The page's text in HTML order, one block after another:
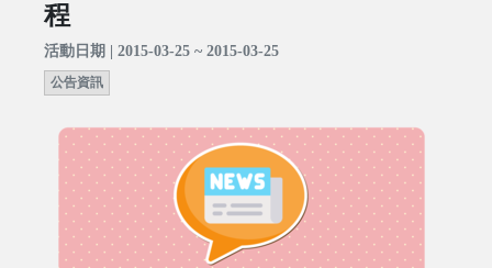
程
活動日期 | 2015-03-25 ~ 2015-03-25
公告資訊